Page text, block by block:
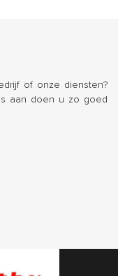
of onze diensten?
aan doen u zo goed